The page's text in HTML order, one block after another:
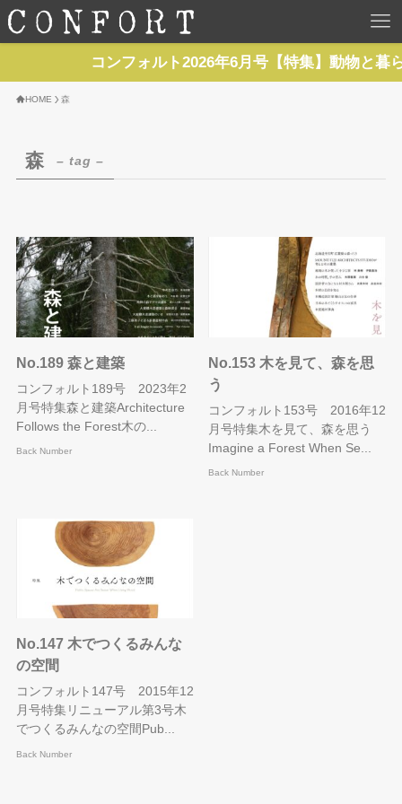
HOME
REPORTS
SERIES
Contact Us
コンフォルト2026年6月号【特集】動物と暮
HOME 森
森 – tag –
No.189 森と建築
コンフォルト189号 2023年2
月号特集森と建築Architecture
Follows the Forest木の...
Back Number
No.153 木を見て、森を思
う
コンフォルト153号 2016年12
月号特集木を見て、森を思う
Imagine a Forest When Se...
Back Number
No.147 木でつくるみんな
の空間
コンフォルト147号 2015年12
月号特集リニューアル第3号木
でつくるみんなの空間Pub...
Back Number